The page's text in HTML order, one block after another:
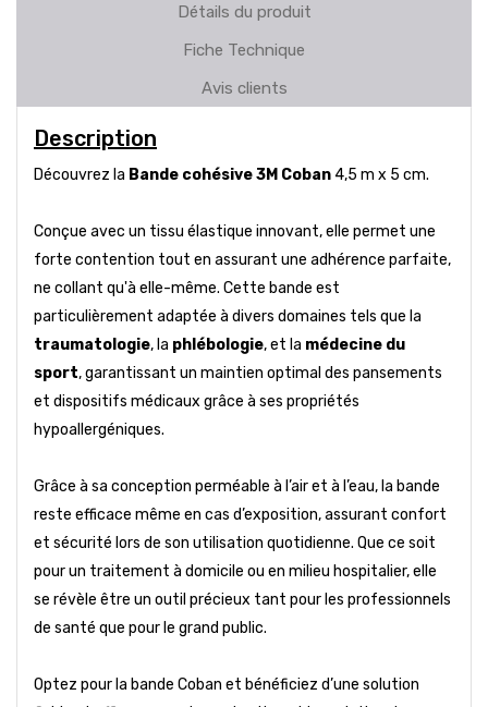
Détails du produit
Fiche Technique
Avis clients
Description
Découvrez la Bande cohésive 3M Coban4,5 m x 5 cm.
Conçue avec un tissu élastique innovant, elle permet une
forte contention tout en assurant une adhérence parfaite,
ne collant qu'à elle-même. Cette bande est
particulièrement adaptée à divers domaines tels que la
traumatologie, la phlébologie, et la médecine du
sport, garantissant un maintien optimal des pansements
et dispositifs médicaux grâce à ses propriétés
hypoallergéniques.
Grâce à sa conception perméable à l’air et à l’eau, la bande
reste efficace même en cas d’exposition, assurant confort
et sécurité lors de son utilisation quotidienne. Que ce soit
pour un traitement à domicile ou en milieu hospitalier, elle
se révèle être un outil précieux tant pour les professionnels
de santé que pour le grand public.
Optez pour la bande Coban et bénéficiez d’une solution